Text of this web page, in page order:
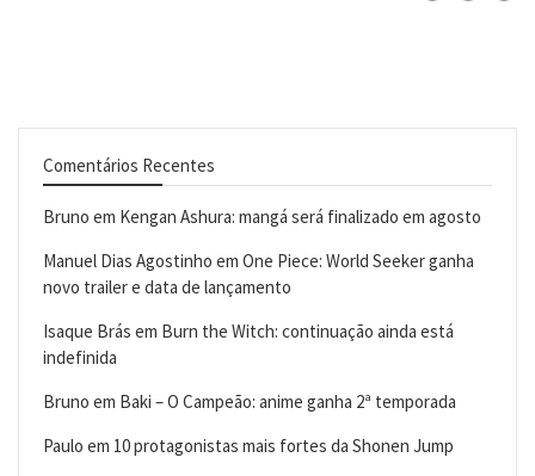
Comentários Recentes
Bruno em Kengan Ashura: mangá será finalizado em agosto
Manuel Dias Agostinho em One Piece: World Seeker ganha
novo trailer e data de lançamento
Isaque Brás em Burn the Witch: continuação ainda está
indefinida
Bruno em Baki – O Campeão: anime ganha 2ª temporada
Paulo em 10 protagonistas mais fortes da Shonen Jump